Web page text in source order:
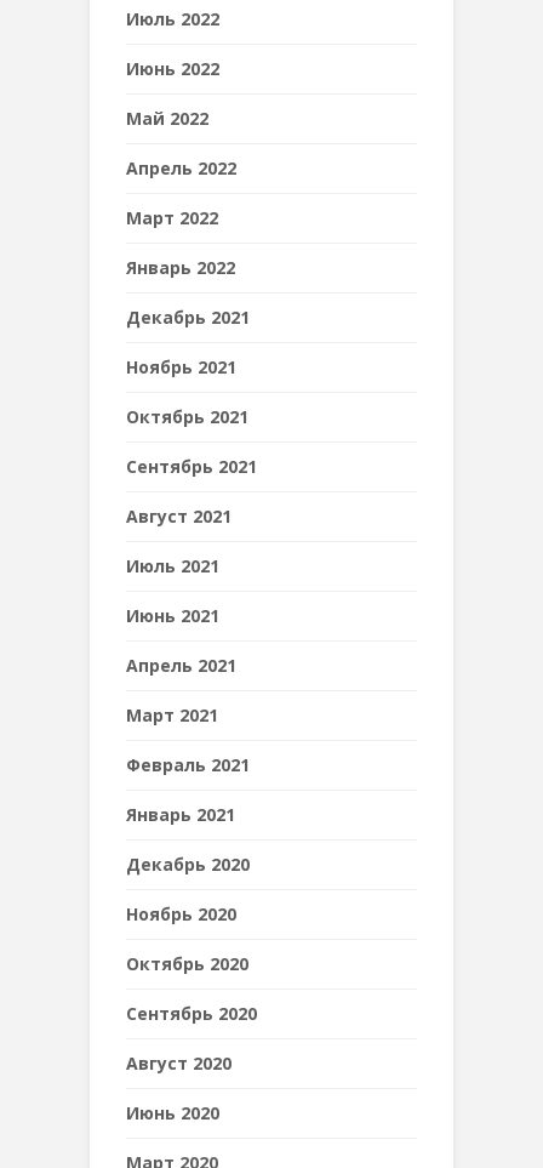
Июль 2022
Июнь 2022
Май 2022
Апрель 2022
Март 2022
Январь 2022
Декабрь 2021
Ноябрь 2021
Октябрь 2021
Сентябрь 2021
Август 2021
Июль 2021
Июнь 2021
Апрель 2021
Март 2021
Февраль 2021
Январь 2021
Декабрь 2020
Ноябрь 2020
Октябрь 2020
Сентябрь 2020
Август 2020
Июнь 2020
Март 2020